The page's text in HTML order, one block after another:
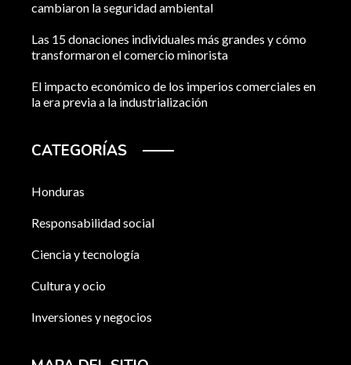
cambiaron la seguridad ambiental
Las 15 donaciones individuales más grandes y cómo
transformaron el comercio minorista
El impacto económico de los imperios comerciales en
la era previa a la industrialización
CATEGORÍAS
Honduras
Responsabilidad social
Ciencia y tecnología
Cultura y ocio
Inversiones y negocios